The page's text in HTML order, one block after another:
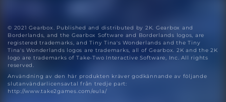
© 2021 Gearbox. Published and distributed by 2K. Gearbox and
Borderlands, and the Gearbox Software and Borderlands logos, are
registered trademarks, and Tiny Tina's Wonderlands and the Tiny
Tina's Wonderlands logos are trademarks, all of Gearbox. 2K and the 2K
logo are trademarks of Take-Two Interactive Software, Inc. All rights
reserved.
Användning av den här produkten kräver godkännande av följande
slutanvändarlicensavtal från tredje part:
http://www.take2games.com/eula/